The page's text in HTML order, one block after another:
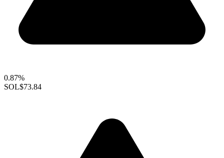
0.87%
SOL$73.84